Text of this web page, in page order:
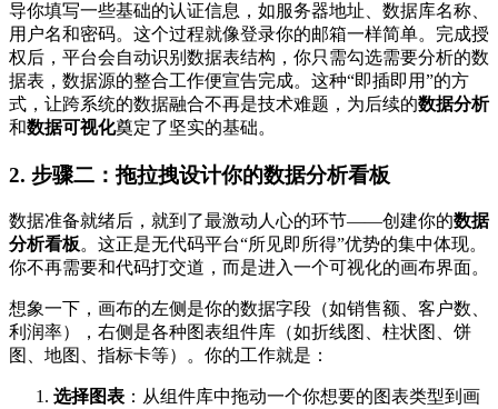
导你填写一些基础的认证信息，如服务器地址、数据库名称、
用户名和密码。这个过程就像登录你的邮箱一样简单。完成授
权后，平台会自动识别数据表结构，你只需勾选需要分析的数
据表，数据源的整合工作便宣告完成。这种“即插即用”的方
式，让跨系统的数据融合不再是技术难题，为后续的数据分析
和数据可视化奠定了坚实的基础。
2. 步骤二：拖拉拽设计你的数据分析看板
数据准备就绪后，就到了最激动人心的环节——创建你的数据
分析看板。这正是无代码平台“所见即所得”优势的集中体现。
你不再需要和代码打交道，而是进入一个可视化的画布界面。
想象一下，画布的左侧是你的数据字段（如销售额、客户数、
利润率），右侧是各种图表组件库（如折线图、柱状图、饼
图、地图、指标卡等）。你的工作就是：
选择图表 ：从组件库中拖动一个你想要的图表类型到画